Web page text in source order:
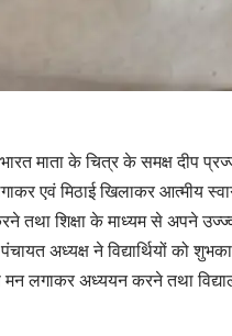
माता के चित्र के समक्ष दीप
एवं मिठाई खिलाकर आत्मीय
तथा शिक्षा के माध्यम से अपने
अध्यक्ष ने विद्यार्थियों को
लगाकर अध्ययन करने तथा